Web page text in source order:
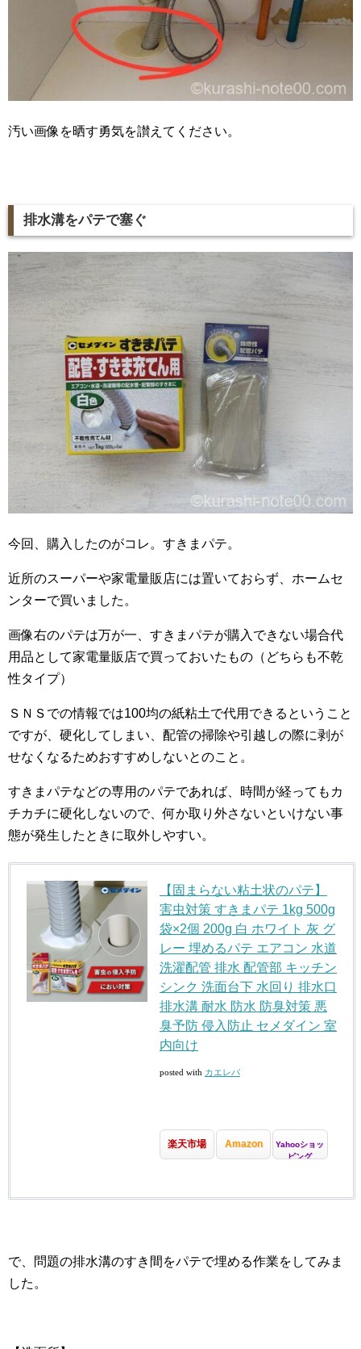
汚い画像を晒す勇気を讃えてください。
排水溝をパテで塞ぐ
今回、購入したのがコレ。すきまパテ。
近所のスーパーや家電量販店には置いておらず、ホームセ
ンターで買いました。
画像右のパテは万が一、すきまパテが購入できない場合代
用品として家電量販店で買っておいたもの（どちらも不乾
性タイプ）
ＳＮＳでの情報では100均の紙粘土で代用できるということ
ですが、硬化してしまい、配管の掃除や引越しの際に剥が
せなくなるためおすすめしないとのこと。
すきまパテなどの専用のパテであれば、時間が経ってもカ
チカチに硬化しないので、何か取り外さないといけない事
態が発生したときに取外しやすい。
【固まらない粘土状のパテ】
害虫対策 すきまパテ 1kg 500g
袋×2個 200g 白 ホワイト 灰 グ
レー 埋めるパテ エアコン 水道
洗濯配管 排水 配管部 キッチン
シンク 洗面台下 水回り 排水口
排水溝 耐水 防水 防臭対策 悪
臭予防 侵入防止 セメダイン 室
内向け
posted with カエレバ
楽天市場 Amazon
Yahooショッ
ピング
で、問題の排水溝のすき間をパテで埋める作業をしてみま
した。